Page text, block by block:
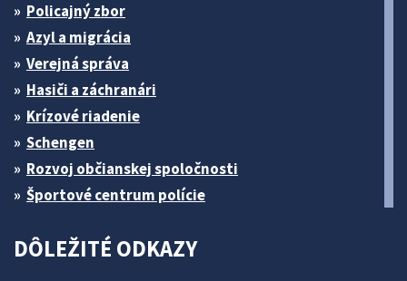
Policajný zbor
Azyl a migrácia
Verejná správa
Hasiči a záchranári
Krízové riadenie
Schengen
Rozvoj občianskej spoločnosti
Športové centrum polície
DÔLEŽITÉ ODKAZY